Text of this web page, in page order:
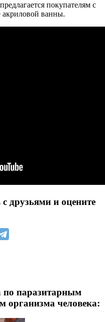
покупателям с
акриловой ванны.
друзьями и оцените
по паразитарным
организма человека: